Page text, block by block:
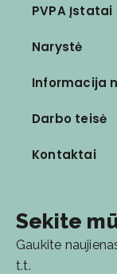
PVPA Įstatai
Narystė
Informacija
Darbo teisė
Kontaktai
Sekite
Gaukite
t.t.